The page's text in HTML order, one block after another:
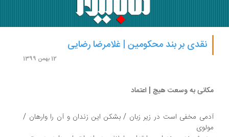
نقدی بر بند محکومین | غلامرضا رضایی
به وسعت هیچ | اعتماد
مخفی است در زیر زبان / بشکن این زندان و آن را وارهان /